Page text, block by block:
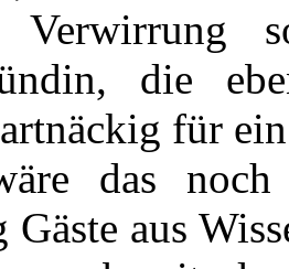
Verwirrung
die
für
das
aus